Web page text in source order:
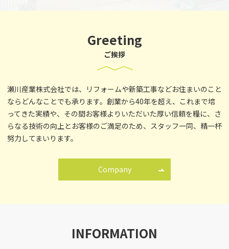
Greeting
ご挨拶
瀬川産業株式会社では、
リフォームや新築工事などお住まいのこと
ならどんなことでも承ります。 創業から40年を超え、これまで培
ってきた実績や、 その間お客様よりいただいた厚い信頼を糧に、 さ
らなる技術の向上とお客様のご満足のため、スタッフ一同、 精一杯
努力してまいります。
Company
INFORMATION